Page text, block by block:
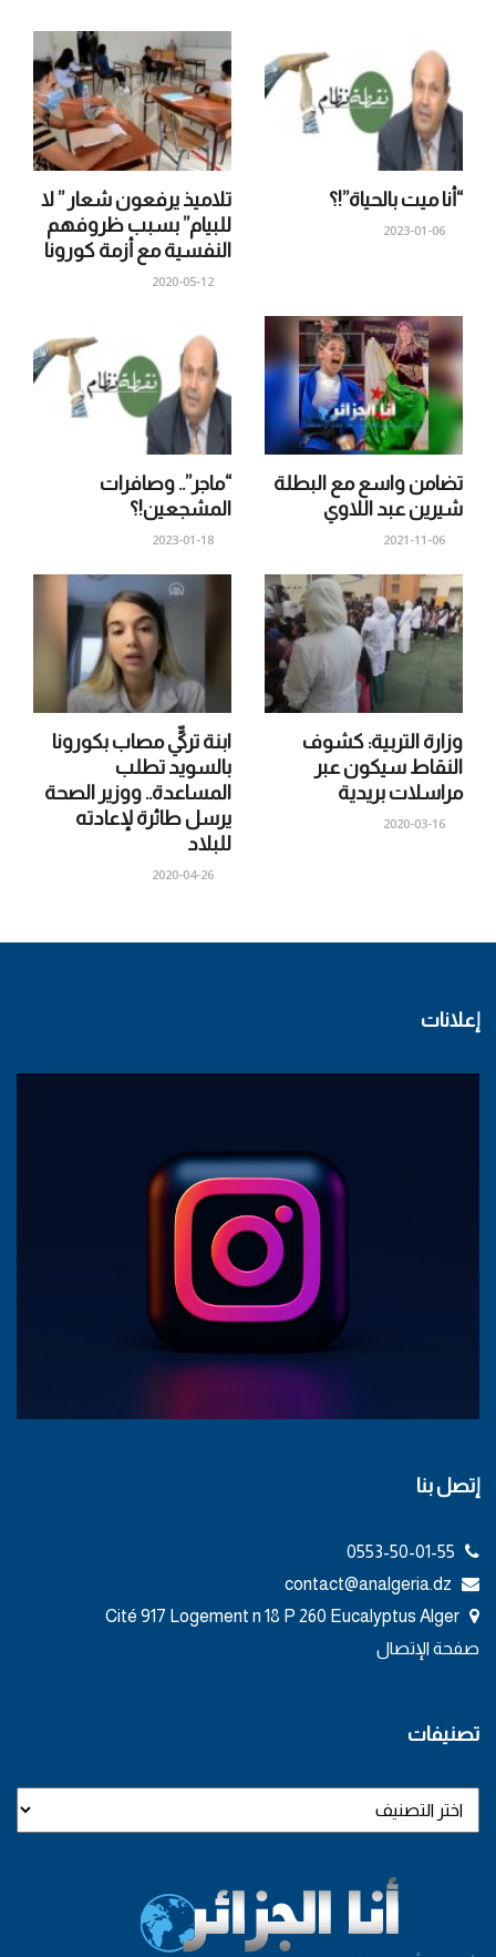
تلاميذ يرفعون شعار ” لا
للبيام” بسبب ظروفهم
النفسية مع أزمة كورونا
2020-05-12
“أنا ميت بالحياة”!؟
2023-01-06
“ماجر”.. وصافرات
المشجعين!؟
2023-01-18
تضامن واسع مع البطلة
شيرين عبد اللاوي
2021-11-06
ابنة تركيٍّ مصاب بكورونا
بالسويد تطلب
المساعدة.. ووزير الصحة
يرسل طائرة لإعادته
للبلاد
2020-04-26
وزارة التربية: كشوف
النقاط سيكون عبر
مراسلات بريدية
2020-03-16
إعلانات
إتصل بنا
صفحة الإتصال
تصنيفات